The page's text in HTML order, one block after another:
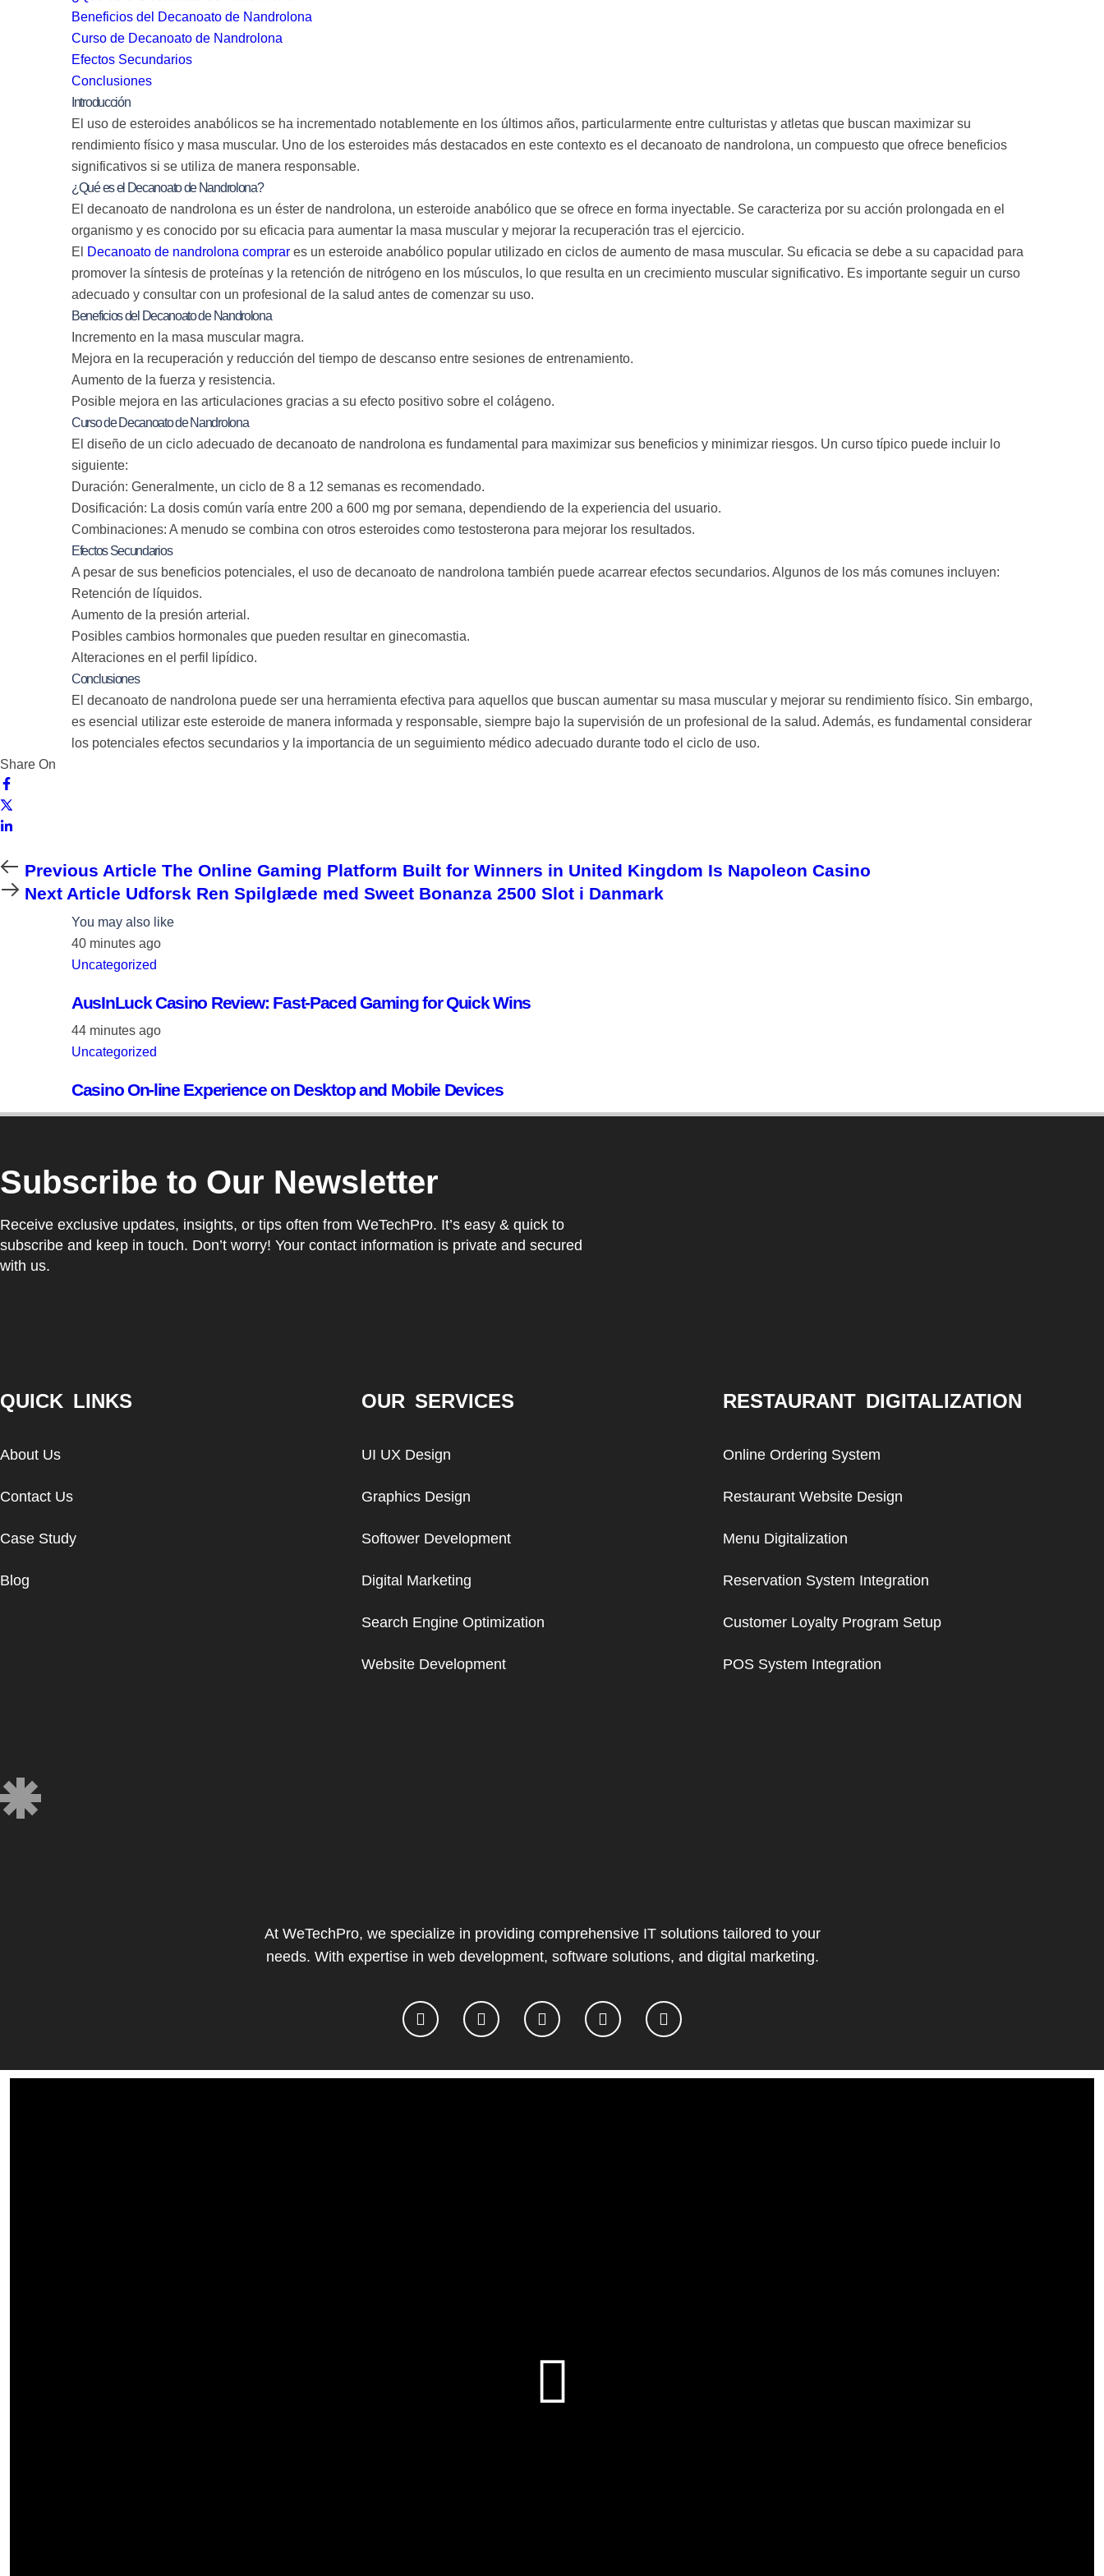
Beneficios del Decanoato de Nandrolona
Curso de Decanoato de Nandrolona
Efectos Secundarios
Conclusiones
Introducción
El uso de esteroides anabólicos se ha incrementado notablemente en los últimos años, particularmente entre culturistas y atletas que buscan maximizar su
rendimiento físico y masa muscular. Uno de los esteroides más destacados en este contexto es el decanoato de nandrolona, un compuesto que ofrece beneficios
significativos si se utiliza de manera responsable.
¿Qué es el Decanoato de Nandrolona?
El decanoato de nandrolona es un éster de nandrolona, un esteroide anabólico que se ofrece en forma inyectable. Se caracteriza por su acción prolongada en el
organismo y es conocido por su eficacia para aumentar la masa muscular y mejorar la recuperación tras el ejercicio.
El
Decanoato de nandrolona comprar es un esteroide anabólico popular utilizado en ciclos de aumento de masa muscular. Su eficacia se debe a su capacidad para
promover la síntesis de proteínas y la retención de nitrógeno en los músculos, lo que resulta en un crecimiento muscular significativo. Es importante seguir un curso
adecuado y consultar con un profesional de la salud antes de comenzar su uso.
Beneficios del Decanoato de Nandrolona
Incremento en la masa muscular magra.
Mejora en la recuperación y reducción del tiempo de descanso entre sesiones de entrenamiento.
Aumento de la fuerza y resistencia.
Posible mejora en las articulaciones gracias a su efecto positivo sobre el colágeno.
Curso de Decanoato de Nandrolona
El diseño de un ciclo adecuado de decanoato de nandrolona es fundamental para maximizar sus beneficios y minimizar riesgos. Un curso típico puede incluir lo
siguiente:
Duración: Generalmente, un ciclo de 8 a 12 semanas es recomendado.
Dosificación: La dosis común varía entre 200 a 600 mg por semana, dependiendo de la experiencia del usuario.
Combinaciones: A menudo se combina con otros esteroides como testosterona para mejorar los resultados.
Efectos Secundarios
A pesar de sus beneficios potenciales, el uso de decanoato de nandrolona también puede acarrear efectos secundarios. Algunos de los más comunes incluyen:
Retención de líquidos.
Aumento de la presión arterial.
Posibles cambios hormonales que pueden resultar en ginecomastia.
Alteraciones en el perfil lipídico.
Conclusiones
El decanoato de nandrolona puede ser una herramienta efectiva para aquellos que buscan aumentar su masa muscular y mejorar su rendimiento físico. Sin embargo,
es esencial utilizar este esteroide de manera informada y responsable, siempre bajo la supervisión de un profesional de la salud. Además, es fundamental considerar
los potenciales efectos secundarios y la importancia de un seguimiento médico adecuado durante todo el ciclo de uso.
Share On
Previous Article The Online Gaming Platform Built for Winners in United Kingdom Is Napoleon Casino
Next Article Udforsk Ren Spilglæde med Sweet Bonanza 2500 Slot i Danmark
You may also like
40 minutes ago
Uncategorized
AusInLuck Casino Review: Fast‑Paced Gaming for Quick Wins
44 minutes ago
Uncategorized
Casino On-line Experience on Desktop and Mobile Devices
Subscribe to Our Newsletter
Receive exclusive updates, insights, or tips often from WeTechPro. It’s easy & quick to
subscribe and keep in touch. Don’t worry! Your contact information is private and secured
with us.
QUICK LINKS
About Us
Contact Us
Case Study
Blog
OUR SERVICES
UI UX Design
Graphics Design
Softower Development
Digital Marketing
Search Engine Optimization
Website Development
RESTAURANT DIGITALIZATION
Online Ordering System
Restaurant Website Design
Menu Digitalization
Reservation System Integration
Customer Loyalty Program Setup
POS System Integration
At WeTechPro, we specialize in providing comprehensive IT solutions tailored to your
needs. With expertise in web development, software solutions, and digital marketing.